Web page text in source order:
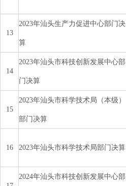
13
2023年汕头生产力促进中心部门决
算
14
2023年汕头市科技创新发展中心部
门决算
15
2023年汕头市科学技术局（本级）
部门决算
16 2023年汕头市科学技术局部门决算
2024年汕头市科技创新发展中心部